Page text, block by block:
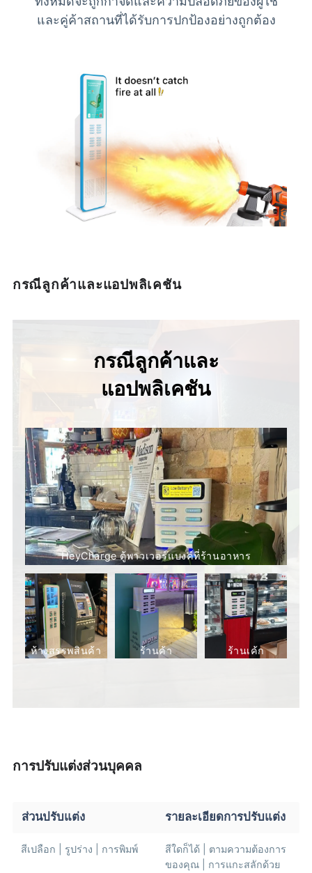
และคู่ค้าสถานที่ได้รับการปกป้องอย่างถูกต้อง
กรณีลูกค้าและแอปพลิเคชัน
กรณีลูกค้าและ
แอปพลิเคชัน
HeyCharge ตู้พาวเวอร์แบงค์ที่ร้านอาหาร
ห้างสรรพสินค้า ร้านค้า ร้านเค้ก
การปรับแต่งส่วนบุคคล
ส่วนปรับแต่ง รายละเอียดการปรับแต่ง
สีเปลือก | รูปร่าง | การพิมพ์
สีใดก็ได้ | ตามความต้องการ
ของคุณ | การแกะสลักด้วย